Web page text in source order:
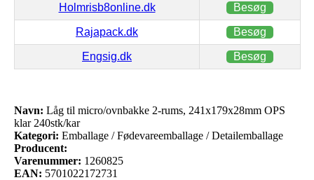
Holmrisb8online.dk Besøg
Rajapack.dk Besøg
Engsig.dk Besøg
Navn: Låg til micro/ovnbakke 2-rums, 241x179x28mm OPS
klar 240stk/kar
Kategori: Emballage / Fødevareemballage / Detailemballage
Producent:
Varenummer: 1260825
EAN: 5701022172731